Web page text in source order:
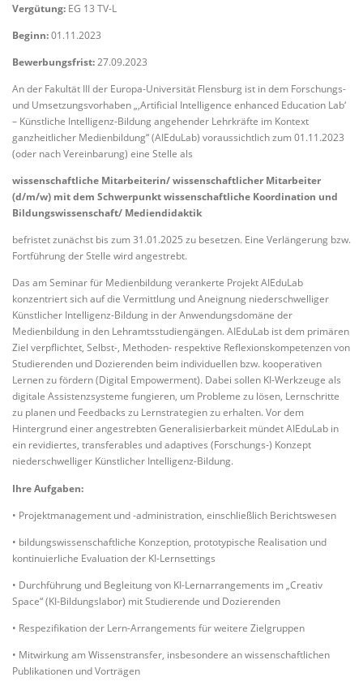
Vergütung: EG 13 TV-L
Beginn:01.11.2023
Bewerbungsfrist:27.09.2023
An der Fakultät III der Europa-Universität Flensburg ist in dem Forschungs-
und Umsetzungsvorhaben „‚Artificial Intelligence enhanced Education Lab‘
– Künstliche Intelligenz-Bildung angehender Lehrkräfte im Kontext
ganzheitlicher Medienbildung“ (AIEduLab) voraussichtlich zum 01.11.2023
(oder nach Vereinbarung) eine Stelle als
wissenschaftliche Mitarbeiterin/ wissenschaftlicher Mitarbeiter
(d/m/w) mit dem Schwerpunkt wissenschaftliche Koordination und
Bildungswissenschaft/ Mediendidaktik
befristet zunächst bis zum 31.01.2025 zu besetzen. Eine Verlängerung bzw.
Fortführung der Stelle wird angestrebt.
Das am Seminar für Medienbildung verankerte Projekt AIEduLab
konzentriert sich auf die Vermittlung und Aneignung niederschwelliger
Künstlicher Intelligenz-Bildung in der Anwendungsdomäne der
Medienbildung in den Lehramtsstudiengängen. AIEduLab ist dem primären
Ziel verpflichtet, Selbst-, Methoden- respektive Reflexionskompetenzen von
Studierenden und Dozierenden beim individuellen bzw. kooperativen
Lernen zu fördern (Digital Empowerment). Dabei sollen KI-Werkzeuge als
digitale Assistenzsysteme fungieren, um Probleme zu lösen, Lernschritte
zu planen und Feedbacks zu Lernstrategien zu erhalten. Vor dem
Hintergrund einer angestrebten Generalisierbarkeit mündet AIEduLab in
ein revidiertes, transferables und adaptives (Forschungs-) Konzept
niederschwelliger Künstlicher Intelligenz-Bildung.
Ihre Aufgaben:
• Projektmanagement und -administration, einschließlich Berichtswesen
• bildungswissenschaftliche Konzeption, prototypische Realisation und
kontinuierliche Evaluation der KI-Lernsettings
• Durchführung und Begleitung von KI-Lernarrangements im „Creativ
Space“ (KI-Bildungslabor) mit Studierende und Dozierenden
• Respezifikation der Lern-Arrangements für weitere Zielgruppen
• Mitwirkung am Wissenstransfer, insbesondere an wissenschaftlichen
Publikationen und Vorträgen